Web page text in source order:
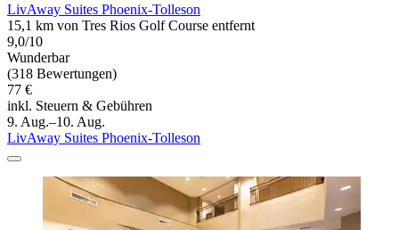
LivAway Suites Phoenix-Tolleson
15,1 km von Tres Rios Golf Course entfernt
9,0/10
Wunderbar
(318 Bewertungen)
77 €
inkl. Steuern & Gebühren
9. Aug.–10. Aug.
LivAway Suites Phoenix-Tolleson